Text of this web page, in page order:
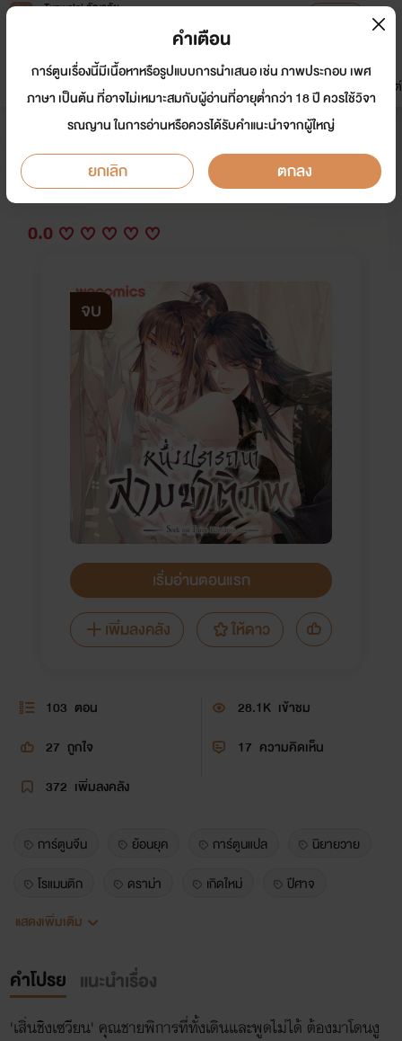
Tunwalai ธัญวลัย
หน้าแรก นิยาย อีบุ๊ก การ์ตูน
มาใหม่
ดรีมแชท ธัญลิสต์
หนึ่งปรารถนาสามชาติภพ
WeComicsTH
Y
0.0
จบ
เริ่มอ่านตอนแรก
เพิ่มลงคลัง
ให้ดาว
103 ตอน 28.1K เข้าชม
27 ถูกใจ 17 ความคิดเห็น
372 เพิ่มลงคลัง
การ์ตูนจีน ย้อนยุค การ์ตูนแปล
นิยายวาย
โรแมนติก
ดราม่า เกิดใหม่
ปีศาจ
หลายชาติภพ
ยาโอย
แสดงเพิ่มเติม
คำโปรย แนะนำเรื่อง
'เสิ่นชิงเซวียน' คุณชายพิการที่ทั้งเดินและพูดไม่ได้ ต้องมาโดนงู
คำเตือน
การ์ตูนเรื่องนี้มีเนื้อหาหรือรูปแบบการนำเสนอ เช่น ภาพประกอบ เพศ
ภาษา เป็นต้น ที่อาจไม่เหมาะสมกับผู้อ่านที่อายุต่ำกว่า 18 ปี ควรใช้วิจา
รณญาน ในการอ่านหรือควรได้รับคำแนะนำจากผู้ใหญ่
ยกเลิก ตกลง